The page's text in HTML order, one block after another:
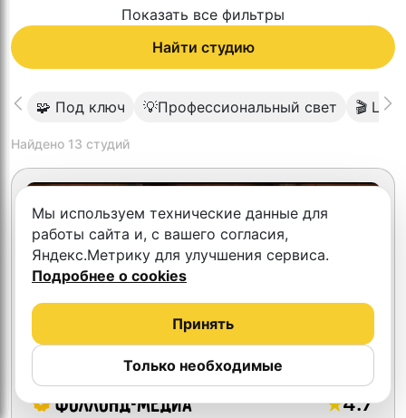
Показать все фильтры
Найти студию
🧩 Под ключ 💡Профессиональный свет 🎬
Найдено 13 студий
Фоллонд-медиа 4.7
Мы используем технические данные для
работы сайта и, с вашего согласия,
Яндекс.Метрику для улучшения сервиса.
Подробнее о cookies
Только необходимые
Принять